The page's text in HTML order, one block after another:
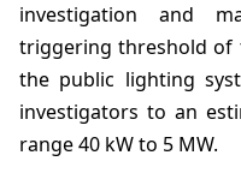
investigation and
triggering threshold of
the public lighting
investigators to an
range 40 kW to 5 MW.